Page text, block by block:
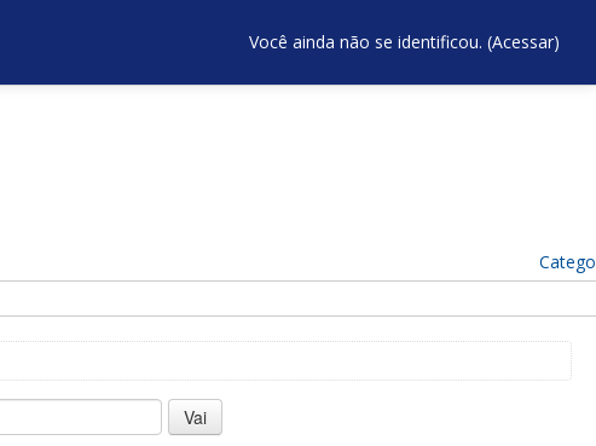
Você ainda não se identificou. (Acessar)